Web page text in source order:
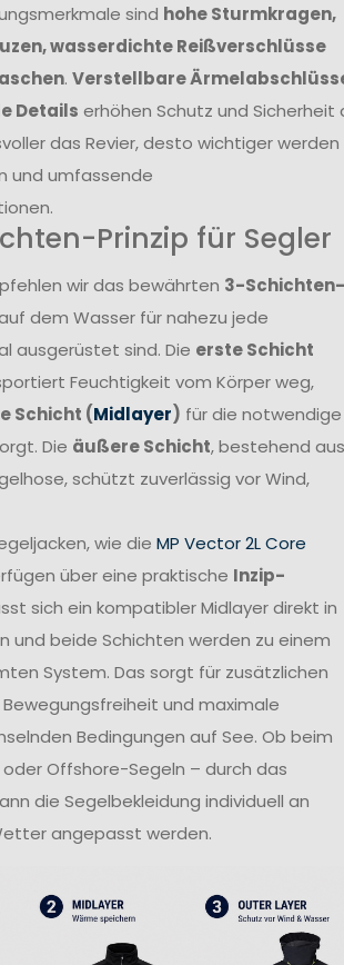
sind hohe Sturmkragen,
wasserdichte Reißverschlüsse
. Verstellbare
Details erhöhen Schutz und Sicherheit
das Revier, desto wichtiger werden
und umfassende
Prinzip für Segler
wir das bewährten 3-Schichten-
dem Wasser für nahezu jede
ausgerüstet sind. Die erste Schicht
Feuchtigkeit vom Körper weg,
Schicht (Midlayer) für die notwendige
Die äußere Schicht, bestehend aus
schützt zuverlässig vor Wind,
wie die MP Vector 2L Core
über eine praktische Inzip-
sich ein kompatibler Midlayer direkt in
und beide Schichten werden zu einem
System. Das sorgt für zusätzlichen
und maximale
Bedingungen auf See. Ob beim
Offshore-Segeln – durch das
die Segelbekleidung individuell an
angepasst werden.